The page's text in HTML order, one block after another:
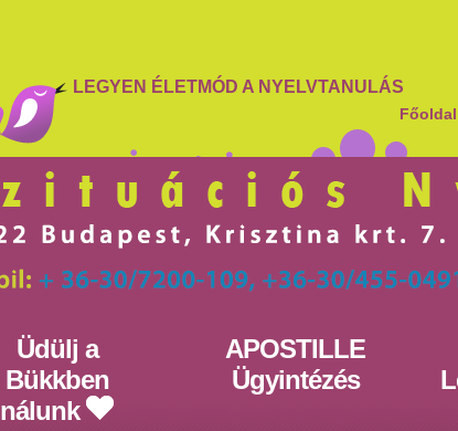
LEGYEN ÉLETMÓD A NYELVTANULÁS
Főoldal
Üdülj a
Bükkben
nálunk
APOSTILLE
Ügyintézés